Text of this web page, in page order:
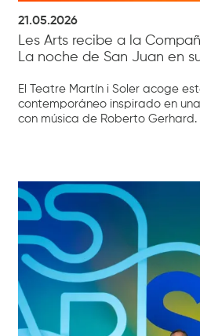
21.05.2026
Les Arts recibe a la
La noche de San Juan en
El Teatre Martín i Soler acoge
contemporáneo inspirado en
con música de Roberto Gerhard.